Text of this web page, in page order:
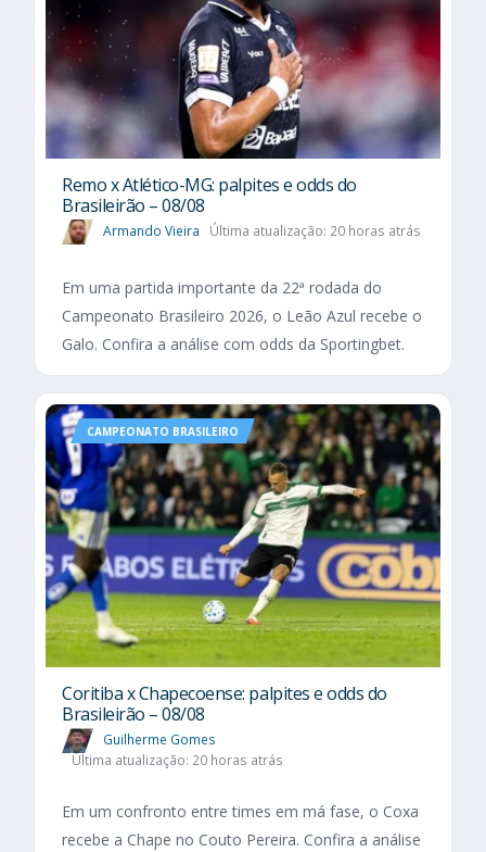
Remo x Atlético-MG: palpites e odds do
Brasileirão – 08/08
Armando Vieira Última atualização: 20 horas atrás
Em uma partida importante da 22ª rodada do
Campeonato Brasileiro 2026, o Leão Azul recebe o
Galo. Confira a análise com odds da Sportingbet.
CAMPEONATO BRASILEIRO
Coritiba x Chapecoense: palpites e odds do
Brasileirão – 08/08
Guilherme Gomes
Última atualização: 20 horas atrás
Em um confronto entre times em má fase, o Coxa
recebe a Chape no Couto Pereira. Confira a análise